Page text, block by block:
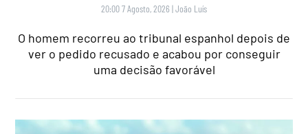
20:00 7 Agosto, 2026 |João Luís
O homem recorreu ao tribunal espanhol depois de
ver o pedido recusado e acabou por conseguir
uma decisão favorável